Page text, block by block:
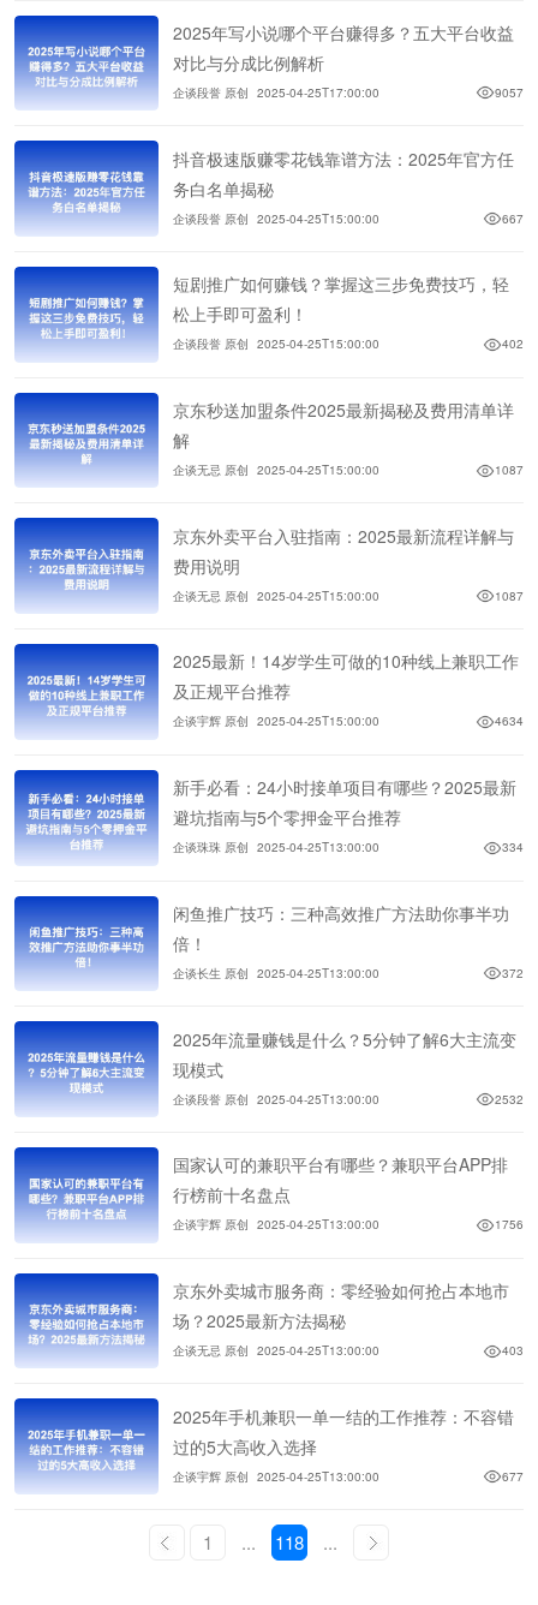
2025年写小说哪个平台赚得多？五大平台收益
对比与分成比例解析
企谈段誉 原创 2025-04-25T17:00:00 9057
抖音极速版赚零花钱靠谱方法：2025年官方任
务白名单揭秘
企谈段誉 原创 2025-04-25T15:00:00 667
短剧推广如何赚钱？掌握这三步免费技巧，轻
松上手即可盈利！
企谈段誉 原创 2025-04-25T15:00:00 402
京东秒送加盟条件2025最新揭秘及费用清单详
解
企谈无忌 原创 2025-04-25T15:00:00 1087
京东外卖平台入驻指南：2025最新流程详解与
费用说明
企谈无忌 原创 2025-04-25T15:00:00 1087
2025最新！14岁学生可做的10种线上兼职工作
及正规平台推荐
企谈宇辉 原创 2025-04-25T15:00:00 4634
新手必看：24小时接单项目有哪些？2025最新
避坑指南与5个零押金平台推荐
企谈珠珠 原创 2025-04-25T13:00:00 334
闲鱼推广技巧：三种高效推广方法助你事半功
倍！
企谈长生 原创 2025-04-25T13:00:00 372
2025年流量赚钱是什么？5分钟了解6大主流变
现模式
企谈段誉 原创 2025-04-25T13:00:00 2532
国家认可的兼职平台有哪些？兼职平台APP排
行榜前十名盘点
企谈宇辉 原创 2025-04-25T13:00:00 1756
京东外卖城市服务商：零经验如何抢占本地市
场？2025最新方法揭秘
企谈无忌 原创 2025-04-25T13:00:00 403
2025年手机兼职一单一结的工作推荐：不容错
过的5大高收入选择
企谈宇辉 原创 2025-04-25T13:00:00 677
1 ... 118 ...